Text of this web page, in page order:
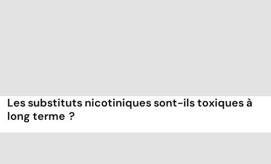
Les substituts nicotiniques sont-ils toxiques à
long terme ?